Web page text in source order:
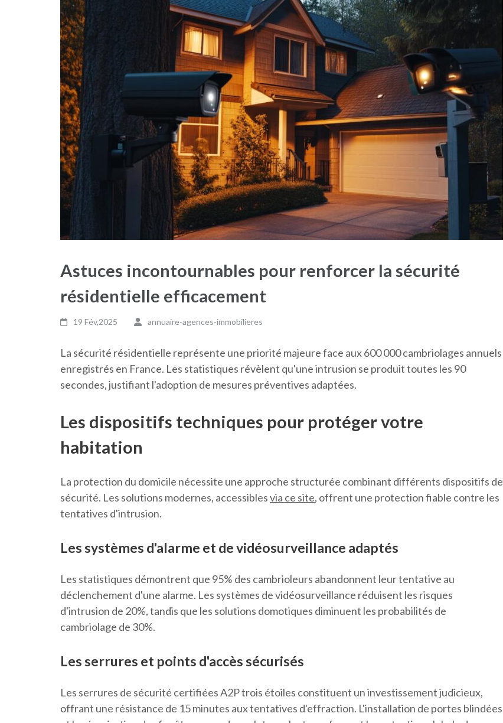
Astuces incontournables pour renforcer la sécurité
résidentielle efficacement
19 Fév,2025 annuaire-agences-immobilieres
La sécurité résidentielle représente une priorité majeure face aux 600 000 cambriolages annuels
enregistrés en France. Les statistiques révèlent qu'une intrusion se produit toutes les 90
secondes, justifiant l'adoption de mesures préventives adaptées.
Les dispositifs techniques pour protéger votre
habitation
La protection du domicile nécessite une approche structurée combinant différents dispositifs de
sécurité. Les solutions modernes, accessiblesvia ce site, offrent une protection fiable contre les
tentatives d'intrusion.
Les systèmes d'alarme et de vidéosurveillance adaptés
Les statistiques démontrent que 95% des cambrioleurs abandonnent leur tentative au
déclenchement d'une alarme. Les systèmes de vidéosurveillance réduisent les risques
d'intrusion de 20%, tandis que les solutions domotiques diminuent les probabilités de
cambriolage de 30%.
Les serrures et points d'accès sécurisés
Les serrures de sécurité certifiées A2P trois étoiles constituent un investissement judicieux,
offrant une résistance de 15 minutes aux tentatives d'effraction. L'installation de portes blindées